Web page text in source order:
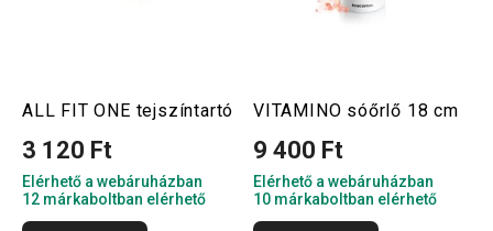
ALL FIT ONE tejszíntartó
3 120 Ft
Elérhető a webáruházban
12 márkaboltban elérhető
VITAMINO sóőrlő 18 cm
9 400 Ft
Elérhető a webáruházban
10 márkaboltban elérhető